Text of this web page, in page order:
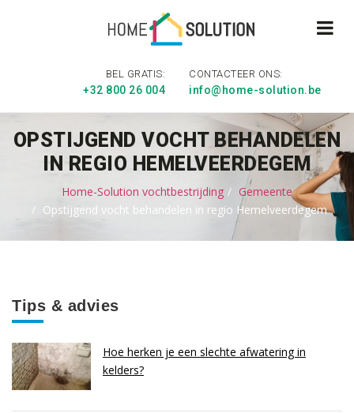
BEL GRATIS:
+32 800 26 004
CONTACTEER ONS:
info@home-solution.be
OPSTIJGEND VOCHT BEHANDELEN
IN REGIO HEMELVEERDEGEM
Home-Solution vochtbestrijding
Gemeente
Opstijgend vocht behandelen in regio Hemelveerdegem
Tips & advies
Hoe herken je een slechte afwatering in
kelders?